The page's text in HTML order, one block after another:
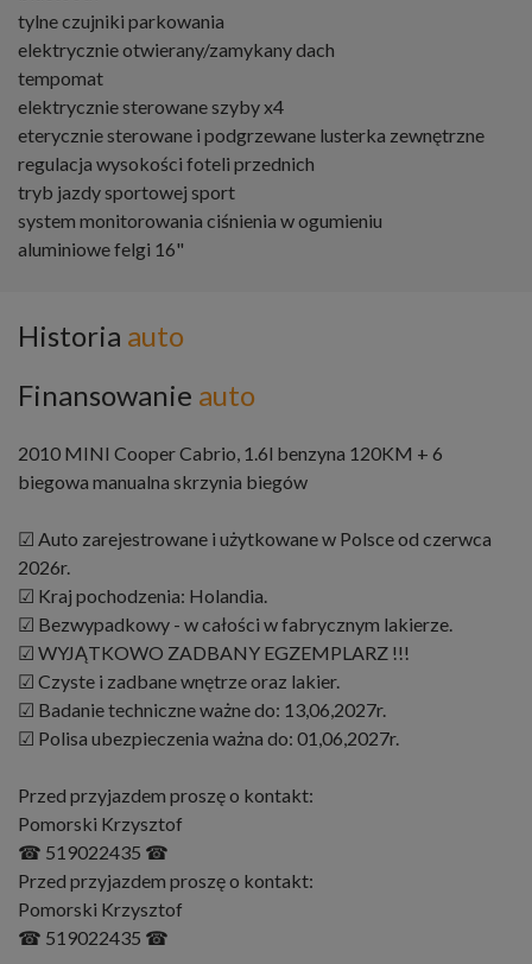
tylne czujniki parkowania
elektrycznie otwierany/zamykany dach
tempomat
elektrycznie sterowane szyby x4
eterycznie sterowane i podgrzewane lusterka zewnętrzne
regulacja wysokości foteli przednich
tryb jazdy sportowej sport
system monitorowania ciśnienia w ogumieniu
aluminiowe felgi 16"
Historia auto
Finansowanie auto
2010 MINI Cooper Cabrio, 1.6l benzyna 120KM + 6
biegowa manualna skrzynia biegów
☑ Auto zarejestrowane i użytkowane w Polsce od czerwca
2026r.
☑ Kraj pochodzenia: Holandia.
☑ Bezwypadkowy - w całości w fabrycznym lakierze.
☑ WYJĄTKOWO ZADBANY EGZEMPLARZ !!!
☑ Czyste i zadbane wnętrze oraz lakier.
☑ Badanie techniczne ważne do: 13,06,2027r.
☑ Polisa ubezpieczenia ważna do: 01,06,2027r.
Przed przyjazdem proszę o kontakt:
Pomorski Krzysztof
☎ 519022435 ☎
Przed przyjazdem proszę o kontakt:
Pomorski Krzysztof
☎ 519022435 ☎